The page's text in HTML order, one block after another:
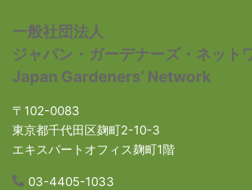
一般社団法人
ジャパン・ガーデナーズ・ネット
Japan Gardeners’ Network
〒102-0083
東京都千代田区麹町2-10-3
エキスパートオフィス麹町1階
03-4405-1033